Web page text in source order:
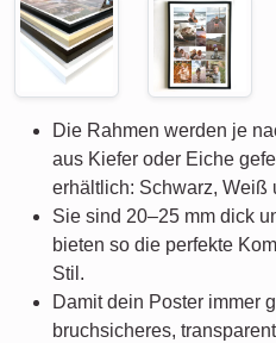
Die Rahmen werden je
aus Kiefer oder Eiche
erhältlich: Schwarz, Weiß
Sie sind 20–25 mm dick
bieten so die perfekte
Stil.
Damit dein Poster immer
bruchsicheres,